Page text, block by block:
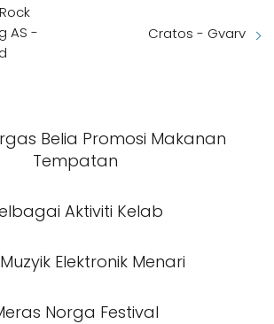
AS -
Cratos - Gvarv
Belia Promosi Makanan
Tempatan
Aktiviti Kelab
Elektronik Menari
Norga Festival